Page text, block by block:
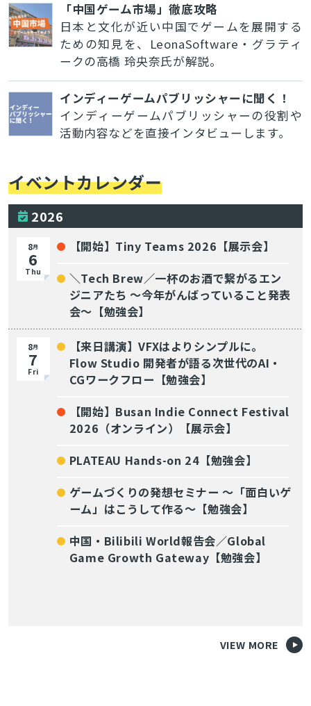
「中国ゲーム市場」徹底攻略
日本と文化が近い中国でゲームを展開する
ための知見を、LeonaSoftware・グラティ
ークの高橋 玲央奈氏が解説。
インディーゲームパブリッシャーに聞く！
インディーゲームパブリッシャーの役割や
活動内容などを直接インタビューします。
イベントカレンダー
2026
8月
6
Thu
【開始】Tiny Teams 2026【展示会】
＼Tech Brew／一杯のお酒で繋がるエン
ジニアたち 〜今年がんばっていること発表
会〜【勉強会】
8月
7
Fri
【来日講演】VFXはよりシンプルに。
Flow Studio 開発者が語る次世代のAI・
CGワークフロー【勉強会】
【開始】Busan Indie Connect Festival
2026（オンライン）【展示会】
PLATEAU Hands-on 24【勉強会】
ゲームづくりの発想セミナー ～「面白いゲ
ーム」はこうして作る～【勉強会】
中国・Bilibili World報告会／Global
Game Growth Gateway【勉強会】
VIEW MORE